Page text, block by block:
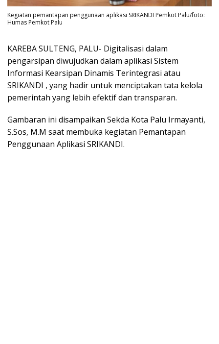
Kegiatan pemantapan penggunaan aplikasi SRIKANDI Pemkot Palu/foto:
Humas Pemkot Palu
KAREBA SULTENG, PALU- Digitalisasi dalam
pengarsipan diwujudkan dalam aplikasi Sistem
Informasi Kearsipan Dinamis Terintegrasi atau
SRIKANDI , yang hadir untuk menciptakan tata kelola
pemerintah yang lebih efektif dan transparan.
Gambaran ini disampaikan Sekda Kota Palu Irmayanti,
S.Sos, M.M saat membuka kegiatan Pemantapan
Penggunaan Aplikasi SRIKANDI.